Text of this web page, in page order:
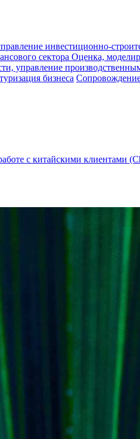
инвестиционно-
сектора Оценка,
управление
бизнеса
с китайскими клиентами